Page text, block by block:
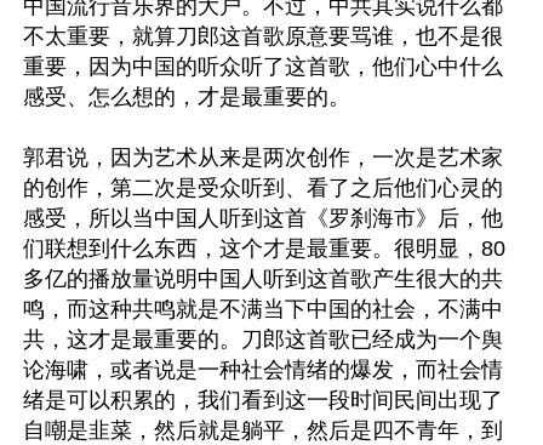
中国流行音乐界的大户。不过，中共其实说什么都
不太重要，就算刀郎这首歌原意要骂谁，也不是很
重要，因为中国的听众听了这首歌，他们心中什么
感受、怎么想的，才是最重要的。
郭君说，因为艺术从来是两次创作，一次是艺术家
的创作，第二次是受众听到、看了之后他们心灵的
感受，所以当中国人听到这首《罗刹海市》后，他
们联想到什么东西，这个才是最重要。很明显，80
多亿的播放量说明中国人听到这首歌产生很大的共
鸣，而这种共鸣就是不满当下中国的社会，不满中
共，这才是最重要的。刀郎这首歌已经成为一个舆
论海啸，或者说是一种社会情绪的爆发，而社会情
绪是可以积累的，我们看到这一段时间民间出现了
自嘲是韭菜，然后就是躺平，然后是四不青年，到